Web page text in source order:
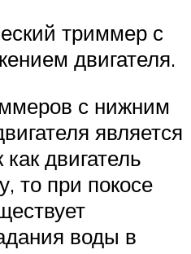
триммер с
двигателя.
с нижним
является
двигатель
то при покосе
воды в